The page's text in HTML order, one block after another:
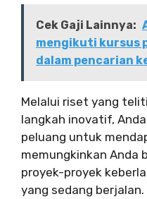
Cek Gaji Lainnya:
mengikuti kursus
dalam pencarian
Melalui riset yang
langkah inovatif,
peluang untuk
memungkinkan Anda
proyek-proyek
yang sedang berjalan.